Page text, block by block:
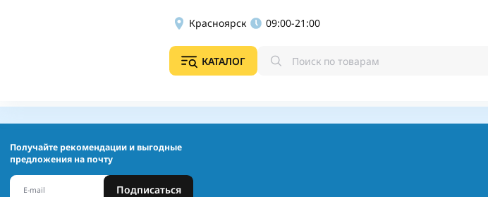
Красноярск 09:00-21:00
КАТАЛОГ
Получайте рекомендации и выгодные
предложения на почту
Подписаться